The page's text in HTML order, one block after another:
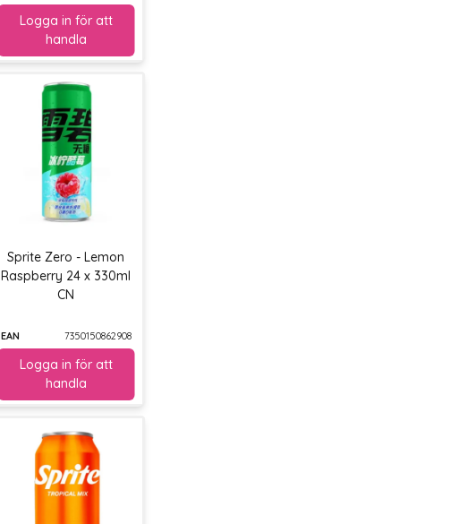
Sprite Zero - Lemon
Raspberry 24 x 330ml
CN
EAN 7350150862908